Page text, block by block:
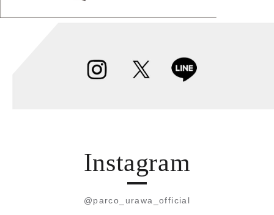
Instagram
@parco_urawa_official